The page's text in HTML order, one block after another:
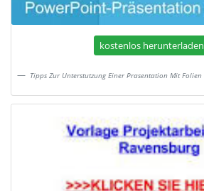
kostenlos herunterladen
Tipps Zur Unterstutzung Einer Prasentation Mit Folien